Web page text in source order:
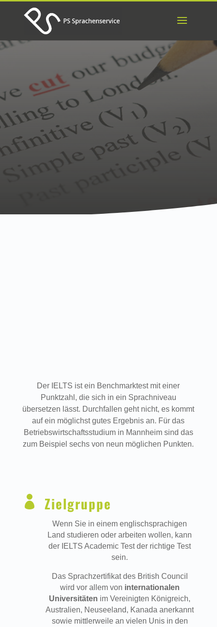
Der IELTS ist ein Benchmarktest mit einer
Punktzahl, die sich in ein Sprachniveau
übersetzen lässt. Durchfallen geht nicht, es kommt
auf ein möglichst gutes Ergebnis an. Für das
Betriebswirtschaftsstudium in Mannheim sind das
zum Beispiel sechs von neun möglichen Punkten.
 Zielgruppe
Wenn Sie in einem englischsprachigen
Land studieren oder arbeiten wollen, kann
der IELTS Academic Test der richtige Test
sein.
Das Sprachzertifikat des British Council
wird vor allem von internationalen
Universitäten im Vereinigten Königreich,
Australien, Neuseeland, Kanada anerkannt
sowie mittlerweile an vielen Unis in den